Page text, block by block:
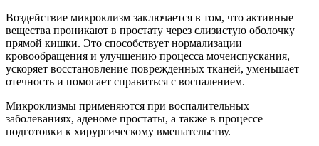
Воздействие микроклизм заключается в том, что активные
вещества проникают в простату через слизистую оболочку
прямой кишки. Это способствует нормализации
кровообращения и улучшению процесса мочеиспускания,
ускоряет восстановление поврежденных тканей, уменьшает
отечность и помогает справиться с воспалением.
Микроклизмы применяются при воспалительных
заболеваниях, аденоме простаты, а также в процессе
подготовки к хирургическому вмешательству.